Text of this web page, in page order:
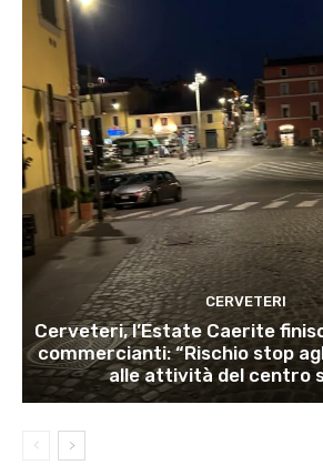
CERVETERI
Cerveteri, l’Estate Caerite
commercianti: “Rischio stop
alle attività del centro